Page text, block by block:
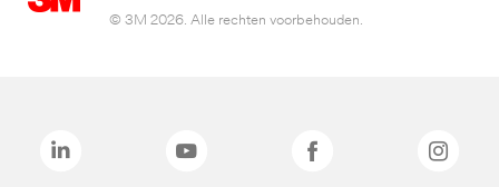
© 3M 2026. Alle rechten voorbehouden.